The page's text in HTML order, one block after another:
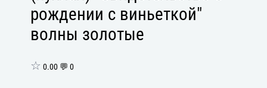
рождении с виньеткой"
волны золотые
☆ 0.00 💬 0